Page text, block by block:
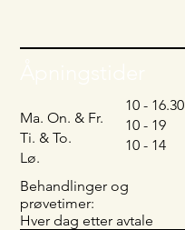
Ma. On. & Fr.
Ti. & To.
Lø.
10 - 16.30
10 - 19
10 - 14
Behandlinger og
prøvetimer:
Hver dag etter avtale